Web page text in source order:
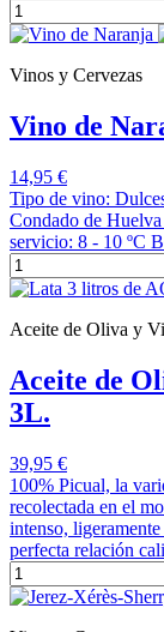
Vinos y Cervezas
Vino de
14,95 €
Tipo de vino:
Condado de
servicio: 8 - 10 ºC
Aceite de Oliva y
Aceite de
3L.
39,95 €
100% Picual, la
recolectada en el
intenso,
perfecta relación